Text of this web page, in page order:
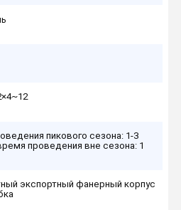
пикового сезона: 1-3
проведения вне сезона: 1
экспортный фанерный корпус